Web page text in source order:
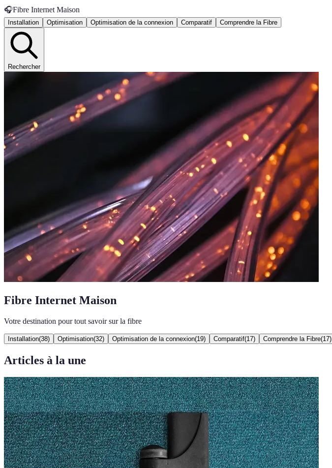
🎧Fibre Internet Maison
Installation Optimisation Optimisation de la connexion Comparatif Comprendre la Fibre
Rechercher
Fibre Internet Maison
Votre destination pour tout savoir sur la fibre
Installation(38) Optimisation(32) Optimisation de la connexion(19) Comparatif(17) Comprendre la Fibre(17)
Articles à la une